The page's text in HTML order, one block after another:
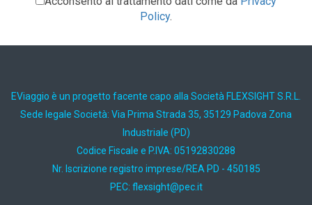
Policy.
EViaggio è un progetto facente capo alla Società FLEXSIGHT S.R.L.
Sede legale Società: Via Prima Strada 35, 35129 Padova Zona
Industriale (PD)
Codice Fiscale e P.IVA: 05192830288
Nr. Iscrizione registro imprese/REA PD - 450185
PEC: ti.cep@thgisxelf